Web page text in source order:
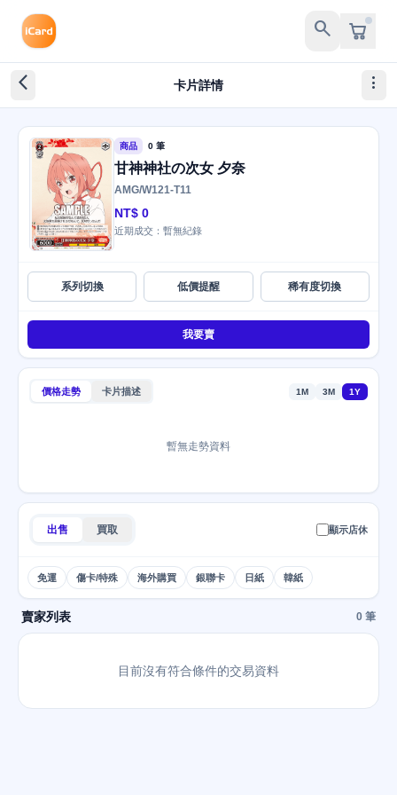
search
arrow_back_ios_new 卡片詳情 more_vert
商品 0 筆
甘神神社の次女 夕奈
AMG/W121-T11
NT$ 0
近期成交：暫無紀錄
系列切換 低價提醒 稀有度切換
我要賣
價格走勢 卡片描述 1M 3M 1Y
暫無走勢資料
出售 買取 顯示店休
免運 傷卡/特殊 海外購買 銀聯卡 日紙 韓紙
賣家列表 0 筆
目前沒有符合條件的交易資料